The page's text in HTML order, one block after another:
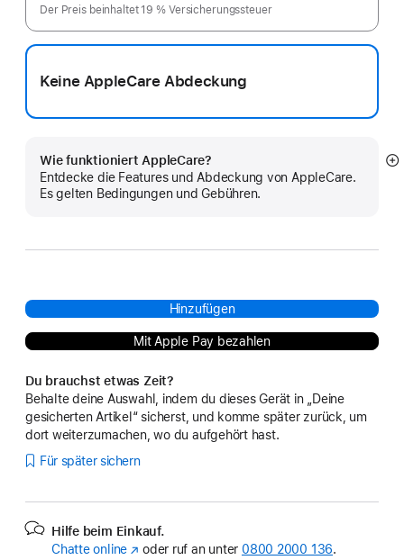
Der Preis beinhaltet 19 % Versicherungssteuer
Keine AppleCare Abdeckung
Wie funktioniert AppleCare?
Entdecke die Features und Abdeckung von AppleCare.
Es gelten Bedingungen und Gebühren.
Hinzufügen
Mit Apple Pay bezahlen
Du brauchst etwas Zeit?
Behalte deine Auswahl, indem du dieses Gerät in „Deine
gesicherten Artikel“ sicherst, und komme später zurück, um
dort weiterzumachen, wo du aufgehört hast.
Für später sichern
Hilfe beim Einkauf.
Chatte online (Öffnet
oder ruf an unter 0800 2000 136.